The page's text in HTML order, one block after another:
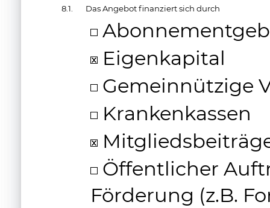
8.1.
Das Angebot finanziert sich durch
Eigenkapital
Gemeinnützige
Krankenkassen
Öffentlicher
Förderung (z.B.